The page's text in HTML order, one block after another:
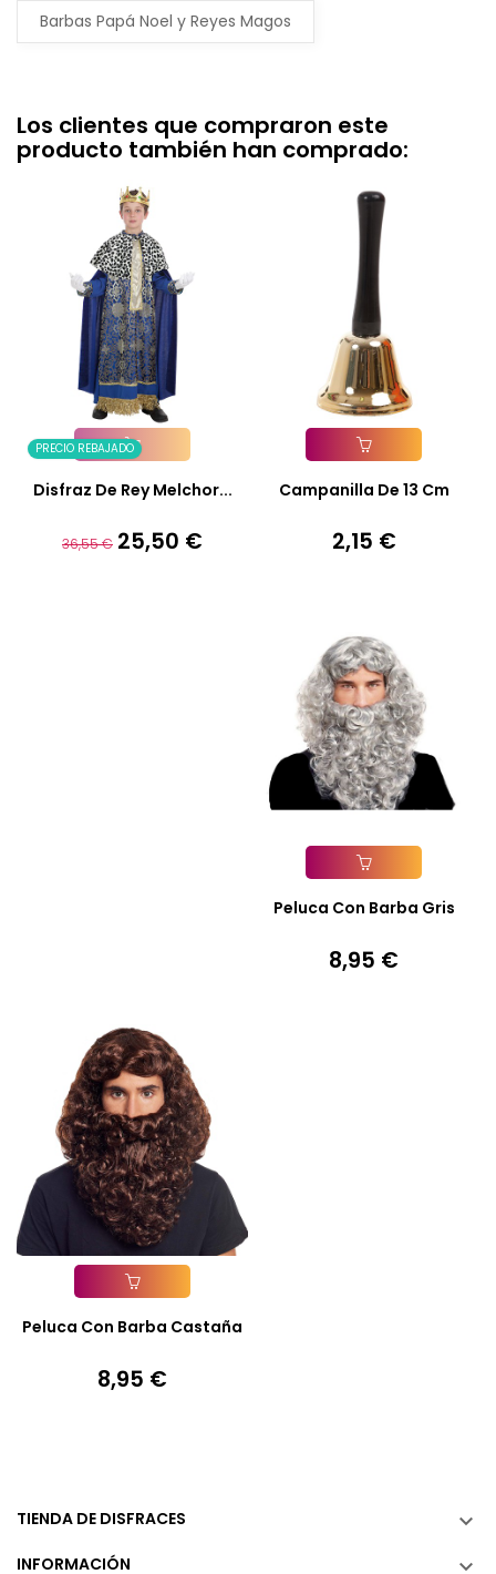
Barbas Papá Noel y Reyes Magos
Los clientes que compraron este
producto también han comprado:
PRECIO REBAJADO
Añadir A La Cesta
Disfraz De Rey Melchor...
Precio
36,55 € Precio
25,50 €
Añadir A La Cesta
Campanilla De 13 Cm
Precio
2,15 €
Añadir A La Cesta
Peluca Con Barba Gris
Precio
8,95 €
Añadir A La Cesta
Peluca Con Barba Castaña
Precio
8,95 €
TIENDA DE DISFRACES 
INFORMACIÓN 